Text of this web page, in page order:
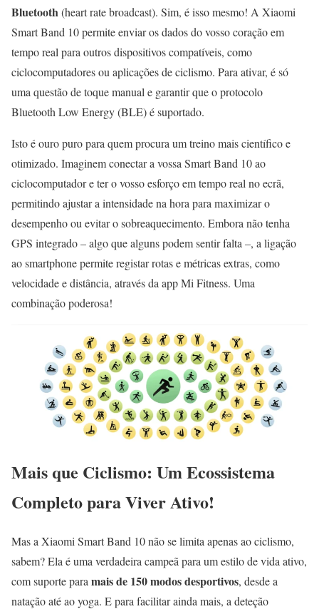
Bluetooth(heart rate broadcast). Sim, é isso mesmo! A Xiaomi
Smart Band 10 permite enviar os dados do vosso coração em
tempo real para outros dispositivos compatíveis, como
ciclocomputadores ou aplicações de ciclismo. Para ativar, é só
uma questão de toque manual e garantir que o protocolo
Bluetooth Low Energy (BLE) é suportado.
Isto é ouro puro para quem procura um treino mais científico e
otimizado. Imaginem conectar a vossa Smart Band 10 ao
ciclocomputador e ter o vosso esforço em tempo real no ecrã,
permitindo ajustar a intensidade na hora para maximizar o
desempenho ou evitar o sobreaquecimento. Embora não tenha
GPS integrado – algo que alguns podem sentir falta –, a ligação
ao smartphone permite registar rotas e métricas extras, como
velocidade e distância, através da app Mi Fitness. Uma
combinação poderosa!
Mais que Ciclismo: Um Ecossistema
Completo para Viver Ativo!
Mas a Xiaomi Smart Band 10 não se limita apenas ao ciclismo,
sabem? Ela é uma verdadeira campeã para um estilo de vida ativo,
com suporte para mais de 150 modos desportivos, desde a
natação até ao yoga. E para facilitar ainda mais, a deteção